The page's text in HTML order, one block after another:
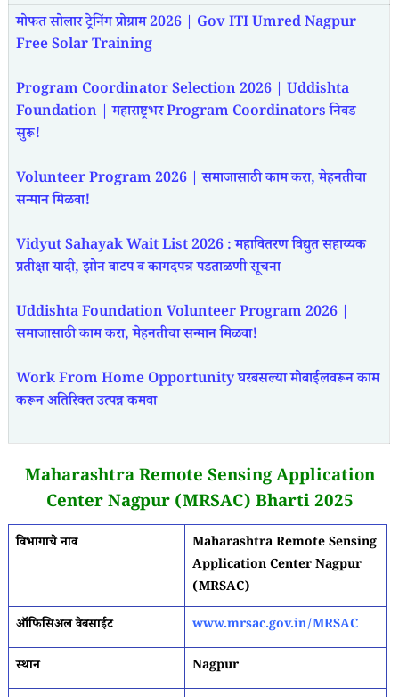
मोफत सोलार ट्रेनिंग प्रोग्राम 2026 | Gov ITI Umred Nagpur
Free Solar Training
Program Coordinator Selection 2026 | Uddishta
Foundation | महाराष्ट्रभर Program Coordinators निवड
सुरू!
Volunteer Program 2026 | समाजासाठी काम करा, मेहनतीचा
सन्मान मिळवा!
Vidyut Sahayak Wait List 2026 : महावितरण विद्युत सहाय्यक
प्रतीक्षा यादी, झोन वाटप व कागदपत्र पडताळणी सूचना
Uddishta Foundation Volunteer Program 2026 |
समाजासाठी काम करा, मेहनतीचा सन्मान मिळवा!
Work From Home Opportunity घरबसल्या मोबाईलवरून काम
करून अतिरिक्त उत्पन्न कमवा
Maharashtra Remote Sensing Application
Center Nagpur (MRSAC) Bharti 2025
विभागाचे नाव
Maharashtra Remote Sensing
Application Center Nagpur
(MRSAC)
ऑफिसिअल वेबसाईट
www.mrsac.gov.in/MRSAC
स्थान Nagpur